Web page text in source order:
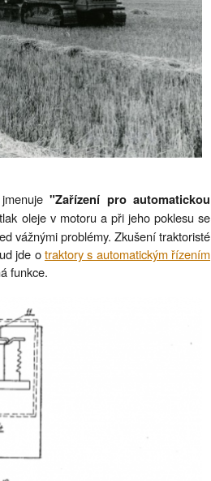
"Zařízení pro automatickou
oleje v motoru a při jeho poklesu se
vážnými problémy. Zkušení traktoristé
jde otraktory s automatickým řízením
funkce.